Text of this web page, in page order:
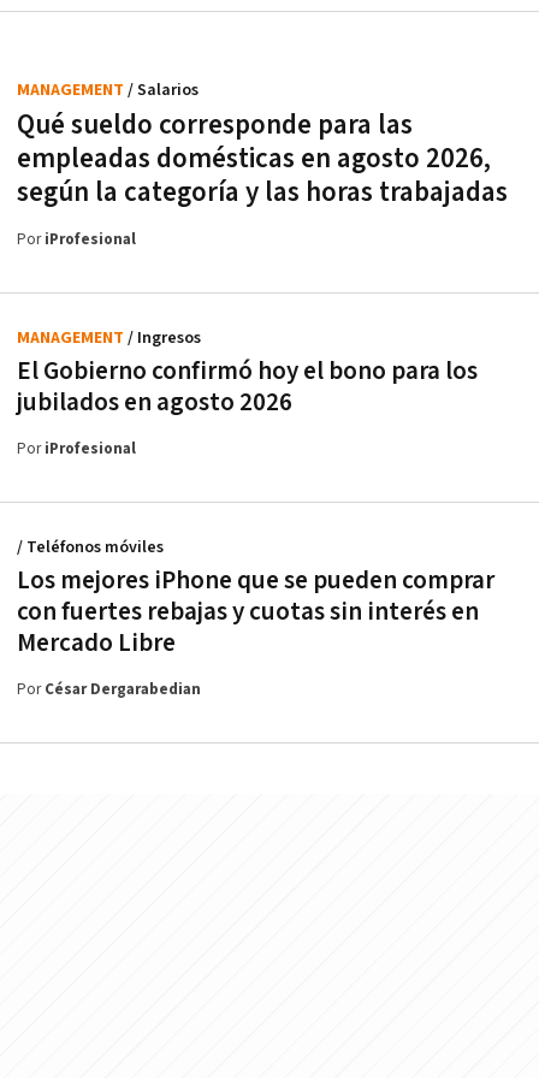
Qué sueldo corresponde para las
empleadas domésticas en agosto 2026,
según la categoría y las horas trabajadas
MANAGEMENT / Salarios
PoriProfesional
El Gobierno confirmó hoy el bono para los
jubilados en agosto 2026
MANAGEMENT / Ingresos
PoriProfesional
Los mejores iPhone que se pueden comprar
con fuertes rebajas y cuotas sin interés en
Mercado Libre
/ Teléfonos móviles
PorCésar Dergarabedian